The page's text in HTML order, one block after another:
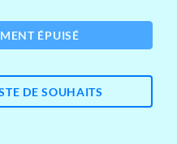
ÉPUISÉ
DE SOUHAITS